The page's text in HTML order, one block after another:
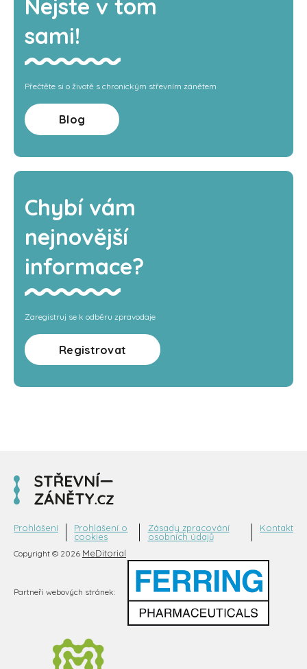
Nejste v tom
sami!
Přečtěte si o životě s chronickým střevním zánětem
Blog
Chybí vám
nejnovější
informace?
Zaregistruj se k odběru zpravodaje
Registrovat
Copyright © 2026 MeDitorial
Prohlášení
Prohlášení o
cookies
Zásady zpracování
osobních údajů
Kontakt
Partneři webových stránek: